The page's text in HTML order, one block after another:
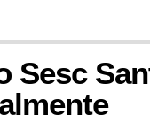
Sesc